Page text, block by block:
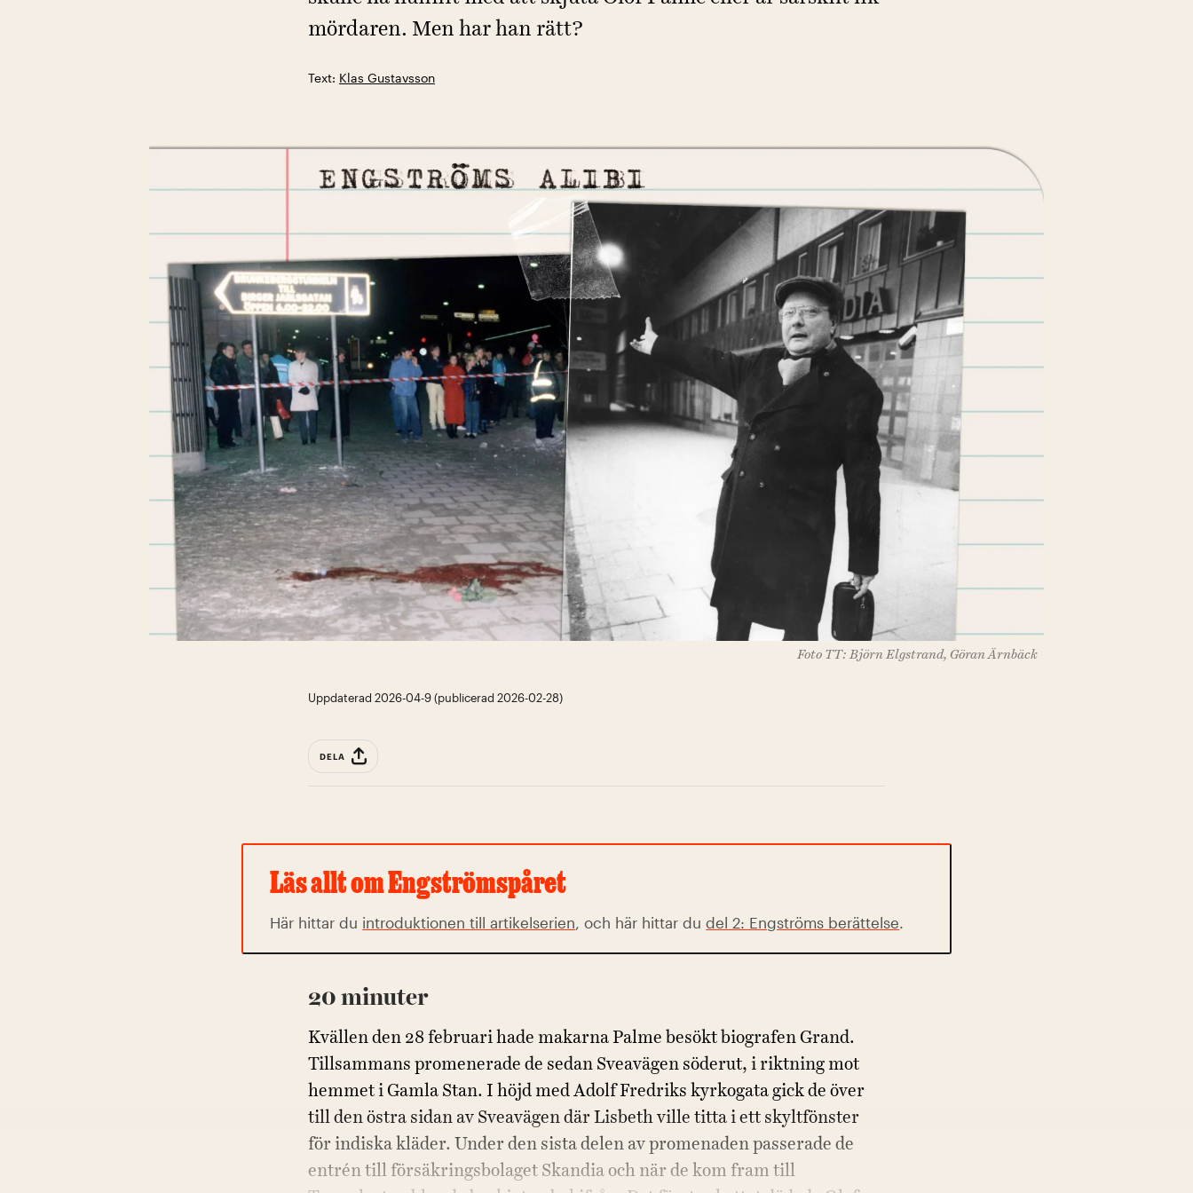
Foto TT: Björn Elgstrand, Göran Ärnbäck
Text: Klas Gustavsson
mördaren. Men har han rätt?
Uppdaterad 2026-04-9 (publicerad 2026-02-28)
DELA
Läs allt om Engströmspåret
Här hittar du introduktionen till artikelserien, och här hittar dudel 2: Engströms berättelse.
20 minuter
Kvällen den 28 februari hade makarna Palme besökt biografen Grand.
Tillsammans promenerade de sedan Sveavägen söderut, i riktning mot
hemmet i Gamla Stan. I höjd med Adolf Fredriks kyrkogata gick de över
till den östra sidan av Sveavägen där Lisbeth ville titta i ett skyltfönster
för indiska kläder. Under den sista delen av promenaden passerade de
entrén till försäkringsbolaget Skandia och när de kom fram till